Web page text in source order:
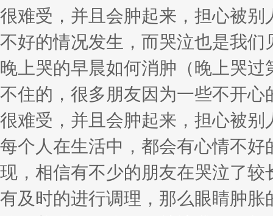
很难受，并且会肿起来，担心被
不好的情况发生，而哭泣也是我
晚上哭的早晨如何消肿（晚上哭
不住的，很多朋友因为一些不开
很难受，并且会肿起来，担心被
每个人在生活中，都会有心情不
现，相信有不少的朋友在哭泣了
有及时的进行调理，那么眼睛肿